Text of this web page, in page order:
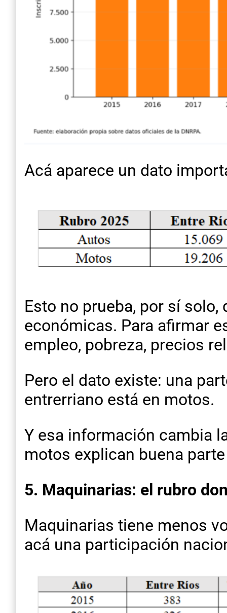
Acá aparece un dato
Esto no prueba, por sí
económicas. Para afirmar
empleo, pobreza, precios
Pero el dato existe: una
entrerriano está en motos.
Y esa información cambia
motos explican buena
5. Maquinarias: el rubro
Maquinarias tiene menos
acá una participación